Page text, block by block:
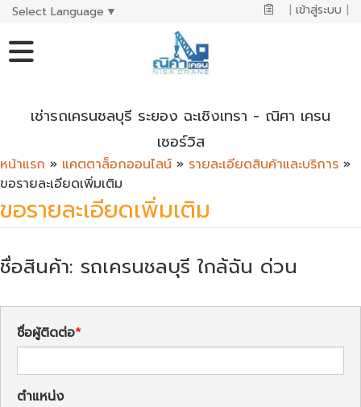
Select Language ▼ | เข้าสู่ระบบ |
เช่ารถเครนชลบุรี ระยอง ฉะเชิงเทรา - ณิศา เครน
เซอร์วิส
หน้าแรก » แคตตาล็อกออนไลน์ » รายละเอียดสินค้าและบริการ »
ขอรายละเอียดเพิ่มเติม
ขอรายละเอียดเพิ่มเติม
ชื่อสินค้า: รถเครนชลบุรี ใกล้ฉัน ด่วน
ชื่อผู้ติดต่อ
ตำแหน่ง